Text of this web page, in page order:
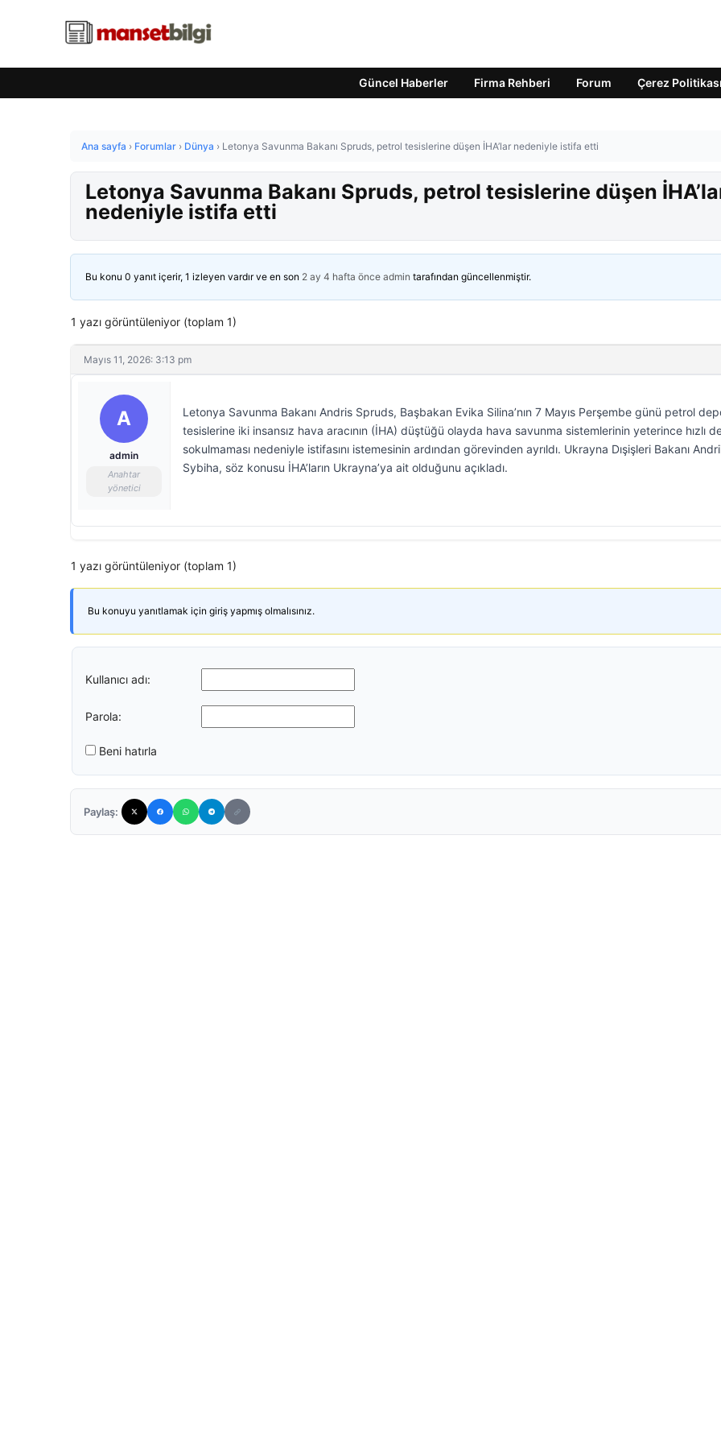
Güncel Haberler Firma Rehberi Forum Çerez Politikası
Ana sayfa › Forumlar › Dünya › Letonya Savunma Bakanı Spruds, petrol tesislerine düşen İHA’lar nedeniyle istifa etti
Letonya Savunma Bakanı Spruds, petrol tesislerine düşen
nedeniyle istifa etti
Bu konu 0 yanıt içerir, 1 izleyen vardır ve en son 2 ay 4 hafta önce admin tarafından güncellenmiştir.
1 yazı görüntüleniyor (toplam 1)
Mayıs 11, 2026: 3:13 pm
A
admin
Anahtar
yönetici
Letonya Savunma Bakanı Andris Spruds, Başbakan Evika Silina’nın 7 Mayıs Perşembe günü petrol
tesislerine iki insansız hava aracının (İHA) düştüğü olayda hava savunma sistemlerinin yeterince hızlı
sokulmaması nedeniyle istifasını istemesinin ardından görevinden ayrıldı. Ukrayna Dışişleri Bakanı
Sybiha, söz konusu İHA’ların Ukrayna’ya ait olduğunu açıkladı.
1 yazı görüntüleniyor (toplam 1)
Bu konuyu yanıtlamak için giriş yapmış olmalısınız.
Kullanıcı adı:
Parola:
Beni hatırla
Paylaş: